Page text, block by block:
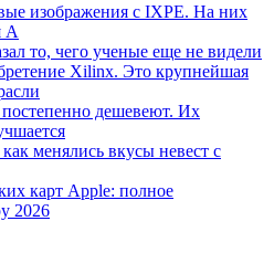
изображения с IXPE. На них
А
то, чего ученые еще не видели
Xilinx. Это крупнейшая
дешевеют. Их
менялись вкусы невест с
карт Apple: полное
2026